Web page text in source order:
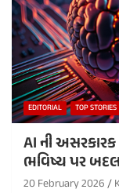
EDITORIAL TOP STORIES
AI ની
ભવિષ્ય પર
20 February 2026